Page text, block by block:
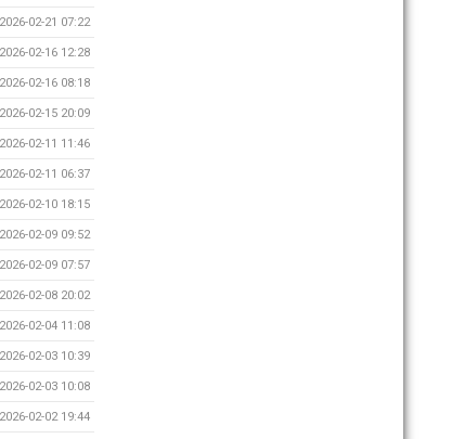
2026-02-21 07:22
2026-02-16 12:28
2026-02-16 08:18
2026-02-15 20:09
2026-02-11 11:46
2026-02-11 06:37
2026-02-10 18:15
2026-02-09 09:52
2026-02-09 07:57
2026-02-08 20:02
2026-02-04 11:08
2026-02-03 10:39
2026-02-03 10:08
2026-02-02 19:44